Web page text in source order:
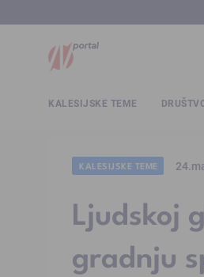
KALESIJSKE TEME
KALESIJSKE TEME
Ljudskoj
gradnju